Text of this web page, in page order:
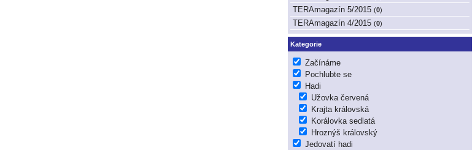
TERAmagazín 5/2015 (0)
TERAmagazín 4/2015 (0)
Kategorie
Začínáme
Pochlubte se
Hadi
Užovka červená
Krajta královská
Korálovka sedlatá
Hroznýš královský
Jedovatí hadi